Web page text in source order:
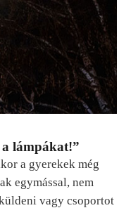
a lámpákat!”
a gyerekek még
egymással, nem
vagy csoportot